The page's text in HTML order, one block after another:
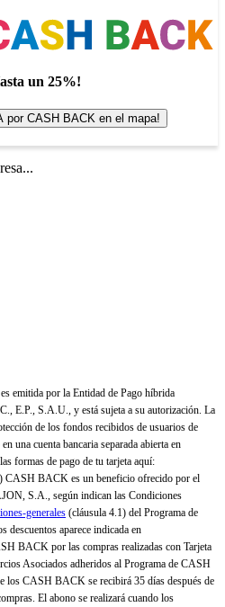
un 25%!
por CASH BACK en el mapa!
emitida por la Entidad de Pago híbrida
E.P., S.A.U., y está sujeta a su autorización. La
de los fondos recibidos de usuarios de
una cuenta bancaria separada abierta en
formas de pago de tu tarjeta aquí:
CASH BACK es un beneficio ofrecido por el
S.A., según indican las Condiciones
generales (cláusula 4.1) del Programa de
aparece indicada en
BACK por las compras realizadas con Tarjeta
Asociados adheridos al Programa de CASH
CASH BACK se recibirá 35 días después de
El abono se realizará cuando los